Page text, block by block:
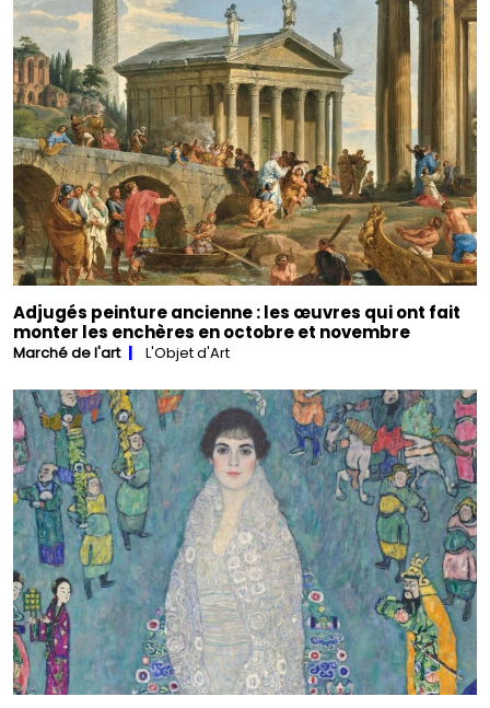
Adjugés peinture ancienne : les œuvres qui ont fait
monter les enchères en octobre et novembre
Marché de l'art L'Objet d'Art